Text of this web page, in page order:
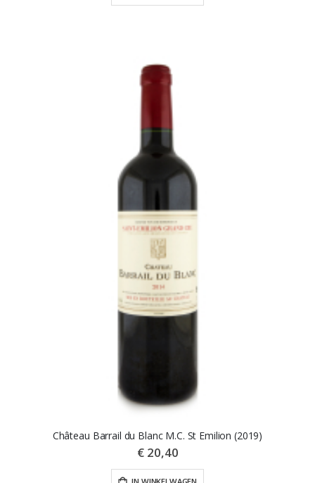
Château Barrail du Blanc M.C. St Emilion (2019)
€ 20,40